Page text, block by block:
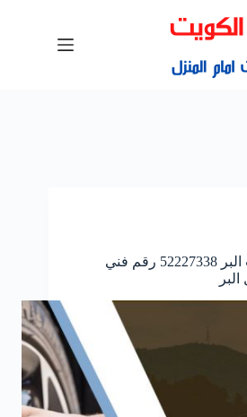
خدمة كهرباء السيارات البر 52227338 رقم فني